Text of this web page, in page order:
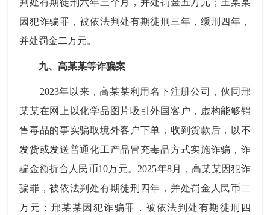
因犯诈骗罪，被依法判处有期徒刑三年，缓刑四年，
并处罚金二万元。
九、高某某等诈骗案
2023年以来，高某某利用名下注册公司，伙同邢
某某在网上以化学品图片吸引外国客户，虚构能够销
售毒品的事实骗取境外客户下单，收到货款后，以不
发货或发送普通化工产品冒充毒品方式实施诈骗，诈
骗金额折合人民币10万元。2025年8月，高某某因犯诈
骗罪，被依法判处有期徒刑四年，并处罚金人民币二
万元；邢某某因犯诈骗罪，被依法判处有期徒刑四